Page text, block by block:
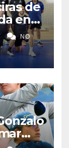
de
en
NO